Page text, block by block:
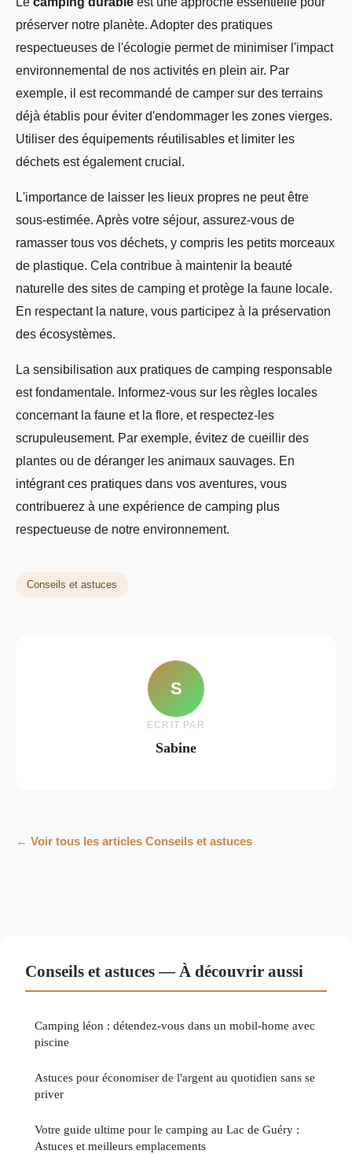
préserver notre planète. Adopter des pratiques
respectueuses de l'écologie permet de minimiser l'impact
environnemental de nos activités en plein air. Par
exemple, il est recommandé de camper sur des terrains
déjà établis pour éviter d'endommager les zones vierges.
Utiliser des équipements réutilisables et limiter les
déchets est également crucial.
L'importance de laisser les lieux propres ne peut être
sous-estimée. Après votre séjour, assurez-vous de
ramasser tous vos déchets, y compris les petits morceaux
de plastique. Cela contribue à maintenir la beauté
naturelle des sites de camping et protège la faune locale.
En respectant la nature, vous participez à la préservation
des écosystèmes.
La sensibilisation aux pratiques de camping responsable
est fondamentale. Informez-vous sur les règles locales
concernant la faune et la flore, et respectez-les
scrupuleusement. Par exemple, évitez de cueillir des
plantes ou de déranger les animaux sauvages. En
intégrant ces pratiques dans vos aventures, vous
contribuerez à une expérience de camping plus
respectueuse de notre environnement.
Conseils et astuces
S
ECRIT PAR
Sabine
← Voir tous les articles Conseils et astuces
Conseils et astuces — À découvrir aussi
Camping léon : détendez-vous dans un mobil-home avec
piscine
Astuces pour économiser de l'argent au quotidien sans se
priver
Votre guide ultime pour le camping au Lac de Guéry :
Astuces et meilleurs emplacements